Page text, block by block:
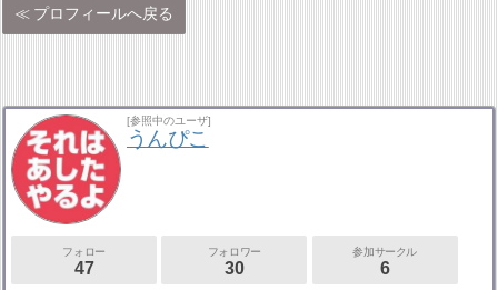
プロフィールへ戻る
[参照中のユーザ]
うんぴこ
フォロー
47
フォロワー
30
参加サークル
6